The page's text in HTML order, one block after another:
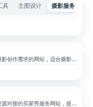
具 主图设计 摄影服务
创作需求的网站，适合摄影
合作与获取灵感参考。网站内
查找麻豆约拍相关信息和摄影
对接的买家秀服务网站，提供